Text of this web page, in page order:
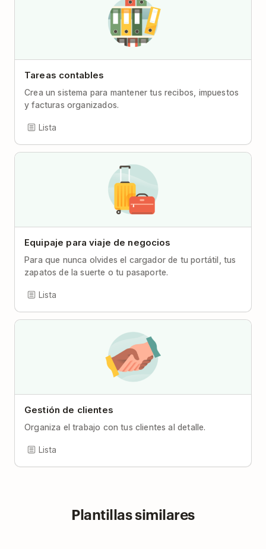
Tareas contables
Crea un sistema para mantener tus recibos, impuestos
y facturas organizados.
Lista
Equipaje para viaje de negocios
Para que nunca olvides el cargador de tu portátil, tus
zapatos de la suerte o tu pasaporte.
Lista
Gestión de clientes
Organiza el trabajo con tus clientes al detalle.
Lista
Plantillas similares